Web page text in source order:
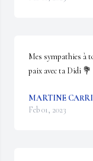
Mes sympathies à
paix avec ta Didi 💐
MARTINE
Feb 01, 2023